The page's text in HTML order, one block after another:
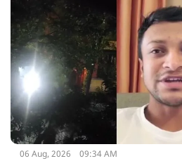
06 Aug, 2026 09:34 AM